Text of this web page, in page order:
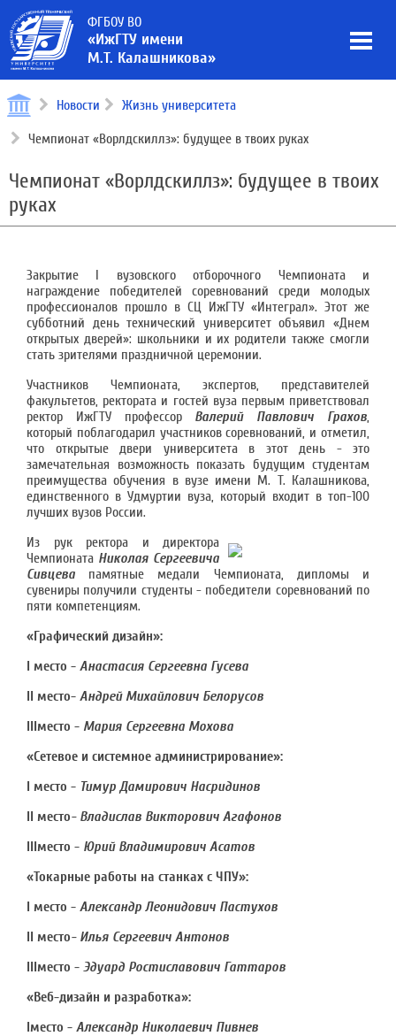
ФГБОУ ВО
«ИжГТУ имени
М.Т. Калашникова»
Новости Жизнь университета
Чемпионат «Ворлдскиллз»: будущее в твоих руках
Чемпионат «Ворлдскиллз»: будущее в твоих
руках
Закрытие I вузовского отборочного Чемпионата и
награждение победителей соревнований среди молодых
профессионалов прошло в СЦ ИжГТУ «Интеграл». Этот же
субботний день технический университет объявил «Днем
открытых дверей»: школьники и их родители также смогли
стать зрителями праздничной церемонии.
Участников Чемпионата, экспертов, представителей
факультетов, ректората и гостей вуза первым приветствовал
ректор ИжГТУ профессор Валерий Павлович Грахов,
который поблагодарил участников соревнований, и отметил,
что открытые двери университета в этот день - это
замечательная возможность показать будущим студентам
преимущества обучения в вузе имени М. Т. Калашникова,
единственного в Удмуртии вуза, который входит в топ-100
лучших вузов России.
Из рук ректора и директора
Чемпионата Николая Сергеевича
Сивцева памятные медали Чемпионата, дипломы и
сувениры получили студенты - победители соревнований по
пяти компетенциям.
«Графический дизайн»:
I место - Анастасия Сергеевна Гусева
II место- Андрей Михайлович Белорусов
IIIместо - Мария Сергеевна Мохова
«Сетевое и системное администрирование»:
I место - Тимур Дамирович Насридинов
II место- Владислав Викторович Агафонов
IIIместо - Юрий Владимирович Асатов
«Токарные работы на станках с ЧПУ»:
I место - Александр Леонидович Пастухов
II место- Илья Сергеевич Антонов
IIIместо - Эдуард Ростиславович Гаттаров
«Веб-дизайн и разработка»:
Iместо - Александр Николаевич Пивнев